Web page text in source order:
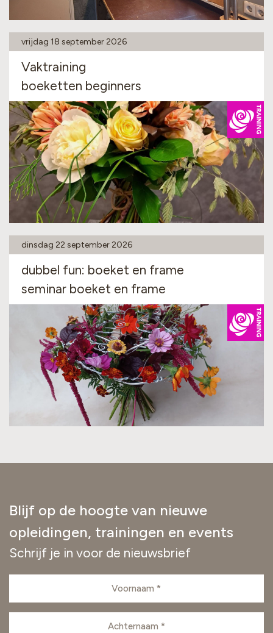
vrijdag 18 september 2026
Vaktraining
boeketten beginners
dinsdag 22 september 2026
dubbel fun: boeket en frame
seminar boeket en frame
Blijf op de hoogte van nieuwe
opleidingen, trainingen en events
Schrijf je in voor de nieuwsbrief